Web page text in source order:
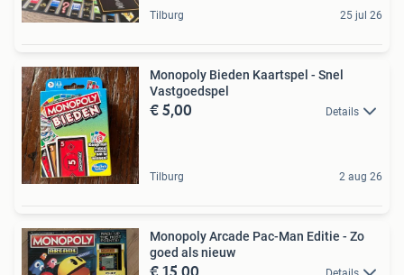
Tilburg 25 jul 26
Monopoly Bieden Kaartspel - Snel
Vastgoedspel
€ 5,00 Details
Tilburg 2 aug 26
Monopoly Arcade Pac-Man Editie - Zo
goed als nieuw